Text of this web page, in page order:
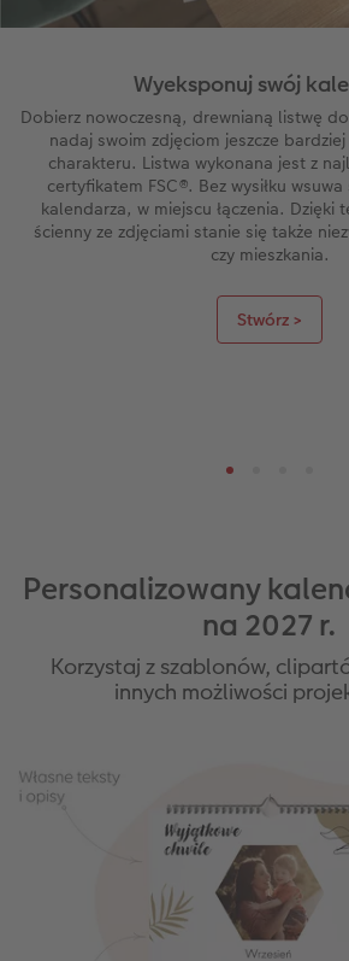
Wyeksponuj swój
Dobierz nowoczesną, drewnianą listwę
nadaj swoim zdjęciom jeszcze
charakteru. Listwa wykonana jest z
certyfikatem FSC®. Bez wysiłku
kalendarza, w miejscu łączenia. Dzięki
ścienny ze zdjęciami stanie się także
czy mieszkania.
Stwórz >
Personalizowany
na 2027 r.
Korzystaj z szablonów,
innych możliwości